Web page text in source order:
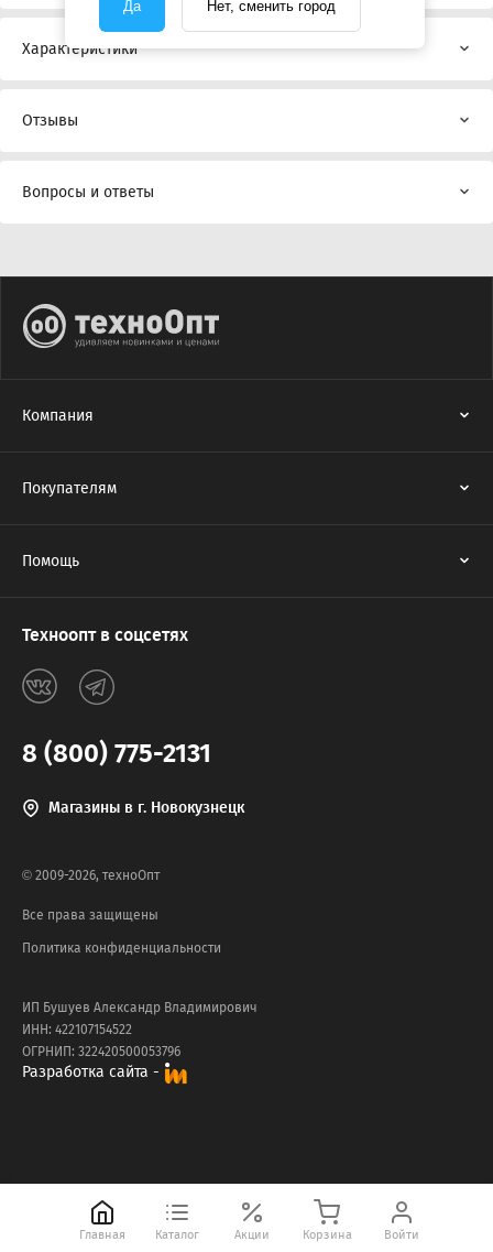
Главная Каталог Акции Корзина Войти
Характеристики
Отзывы
Вопросы и ответы
Да Нет, сменить город
Компания
Покупателям
Помощь
Техноопт в соцсетях
8 (800) 775-2131
Магазины в г. Новокузнецк
© 2009-2026, техноОпт
Все права защищены
Политика конфиденциальности
ИП Бушуев Александр Владимирович
ИНН: 422107154522
ОГРНИП: 322420500053796
Разработка сайта -